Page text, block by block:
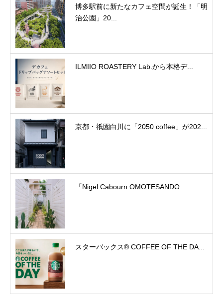
博多駅前に新たなカフェ空間が誕生！「明
治公園」20...
ILMIIO ROASTERY Lab.から本格デ...
京都・祇園白川に「2050 coffee」が202...
「Nigel Cabourn OMOTESANDO...
スターバックス® COFFEE OF THE DA...